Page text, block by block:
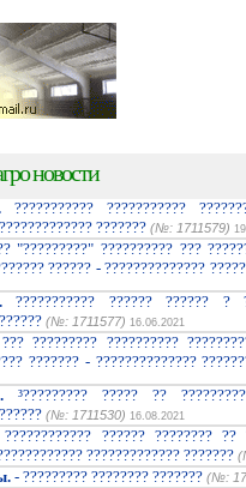
новости
??????????? ???????????
??????? (№: 1711579)
"?????????" ?????????? ???
?????? - ??????????????
??????????? ?????? ?????? ?
(№: 1711577) 16.06.2021
??? ????????? ??????????
??????? - ??????????????
³????????? ????? ??
(№: 1711530) 16.08.2021
?????? ????????
????????????? ???????
- ????????? ???????? ??????? (№: